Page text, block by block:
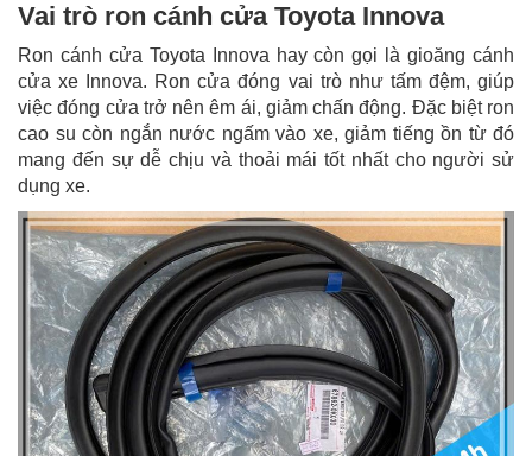
Vai trò ron cánh cửa Toyota Innova
Ron cánh cửa Toyota Innova hay còn gọi là gioăng cánh
cửa xe Innova. Ron cửa đóng vai trò như tấm đệm, giúp
việc đóng cửa trở nên êm ái, giảm chấn động. Đặc biệt ron
cao su còn ngắn nước ngấm vào xe, giảm tiếng ồn từ đó
mang đến sự dễ chịu và thoải mái tốt nhất cho người sử
dụng xe.